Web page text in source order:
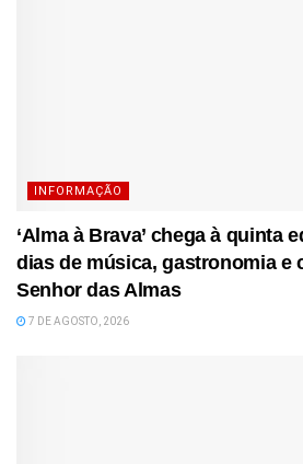
INFORMAÇÃO
‘Alma à Brava’ chega à quinta
dias de música, gastronomia e
Senhor das Almas
7 DE AGOSTO, 2026